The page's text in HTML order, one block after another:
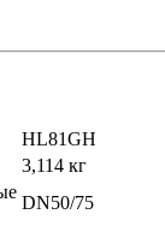
HL81GH
3,114 кг
DN50/75